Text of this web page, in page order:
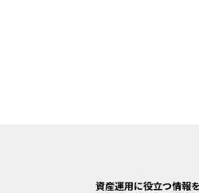
資産運用に役立つ情報